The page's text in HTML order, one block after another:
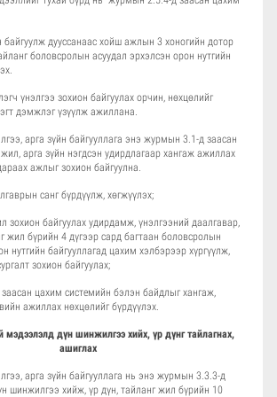
байгуулж дууссанаас хойш ажлын 3 хоногийн дотор
боловсролын асуудал эрхэлсэн орон нутгийн
үнэлгээ зохион байгуулах орчин, нөхцөлийг
дэмжлэг үзүүлж ажиллана.
арга зүйн байгууллага энэ журмын 3.1-д заасан
арга зүйн нэгдсэн удирдлагаар хангаж ажиллах
ажлыг зохион байгуулна.
санг бүрдүүлж, хөгжүүлэх;
зохион байгуулах удирдамж, үнэлгээний даалгавар,
жил бүрийн 4 дүгээр сард багтаан боловсролын
нутгийн байгууллагад цахим хэлбэрээр хүргүүлж,
зохион байгуулах;
цахим системийн бэлэн байдлыг хангаж,
ажиллах нөхцөлийг бүрдүүлэх.
мэдээлэлд дүн шинжилгээ хийх, үр дүнг тайлагнах,
ашиглах
арга зүйн байгууллага нь энэ журмын 3.3.3-д
шинжилгээ хийж, үр дүн, тайланг жил бүрийн 10